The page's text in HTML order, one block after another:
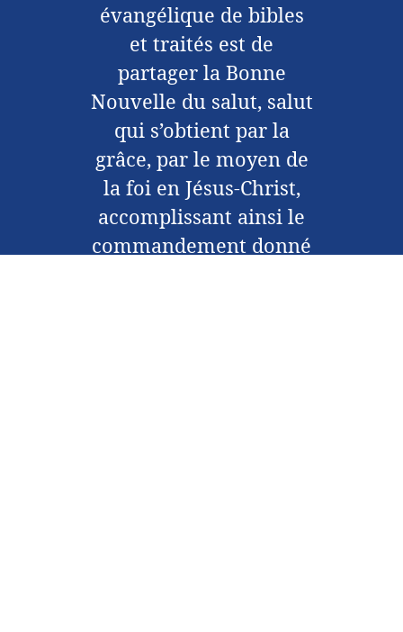
évangélique de bibles
et traités est de
partager la Bonne
Nouvelle du salut, salut
qui s’obtient par la
grâce, par le moyen de
la foi en Jésus-Christ,
accomplissant ainsi le
commandement donné